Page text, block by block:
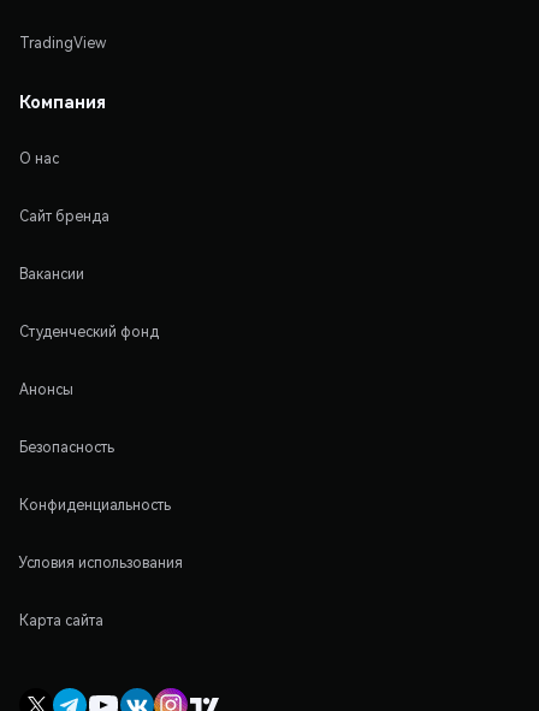
TradingView
Компания
О нас
Сайт бренда
Вакансии
Студенческий фонд
Анонсы
Безопасность
Конфиденциальность
Условия использования
Карта сайта